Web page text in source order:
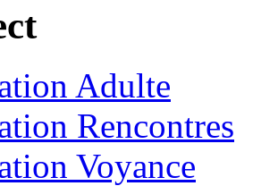
Adulte
Rencontres
Voyance